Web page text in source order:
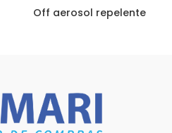
Off aerosol repelente